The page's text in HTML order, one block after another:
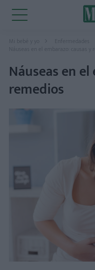
Mi bebé y yo Enfermedades
Náuseas en
remedios